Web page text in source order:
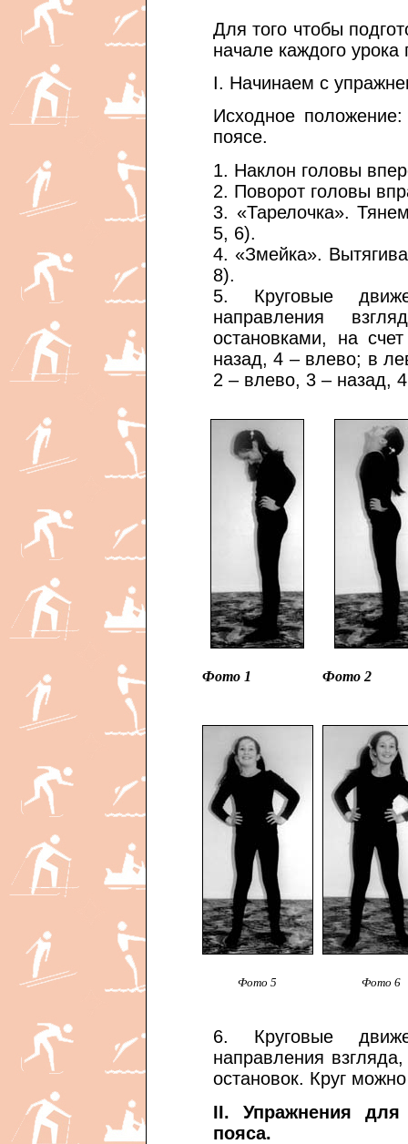
Для того чтобы
начале каждого
I. Начинаем с
Исходное
поясе.
1. Наклон головы
2. Поворот головы
3. «Тарелочка».
5, 6).
4. «Змейка».
8).
5. Круговые
направления
остановками, на
назад, 4 – влево; в
2 – влево, 3 – назад,
Фото 1 Фото 2
Фото 5 Фото 6
6. Круговые
направления
остановок. Круг
II. Упражнения для
пояса.